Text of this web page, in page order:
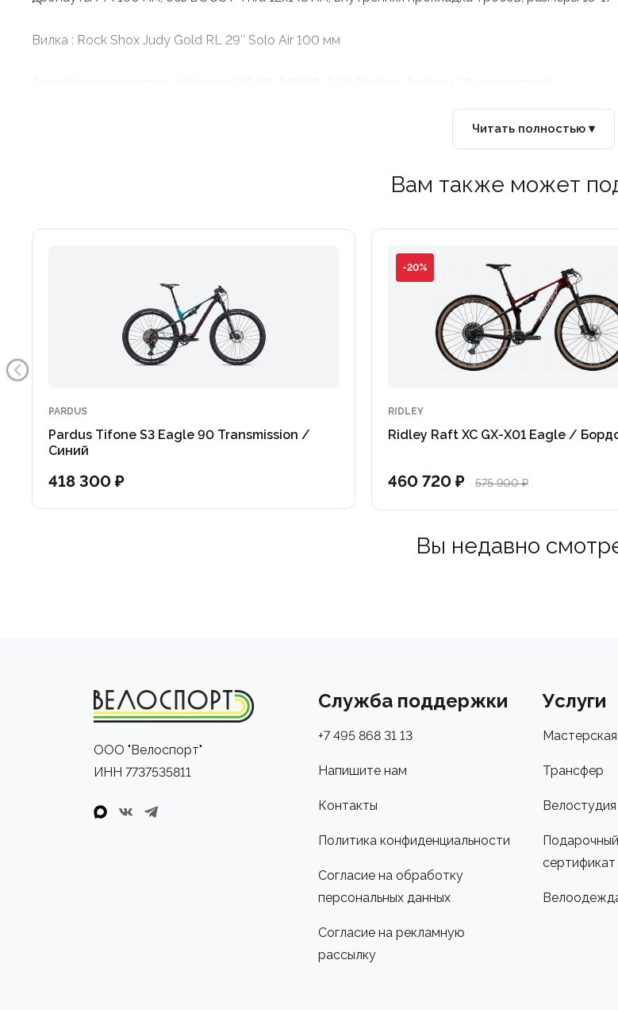
Вилка : Rock Shox Judy Gold RL 29″ Solo Air 100 мм
Система шатунов : Shimano FC-MT511-1, 32 зуб., длина шатунов: 170 мм-15″, 175 мм-17/21″
Тормоза : Shimano M4100
Диски : Shimano SM-RT10 CL, 180 мм передний и 160 мм задний
Читать полностью ▾
Вам также может
PARDUS
Pardus Tifone S3 Eagle 90 Transmission /
Синий
418 300 ₽
-20%
RIDLEY
Ridley Raft XC GX-X01 Eagle /
460 720 ₽ 575 900 ₽
Вы недавно
ООО "Велоспорт"
ИНН 7737535811
Служба поддержки
+7 495 868 31 13
Напишите нам
Контакты
Политика конфиденциальности
Согласие на обработку
персональных данных
Согласие на рекламную
рассылку
Услуги
Мастерская
Трансфер
Велостудия
Подарочный
сертификат